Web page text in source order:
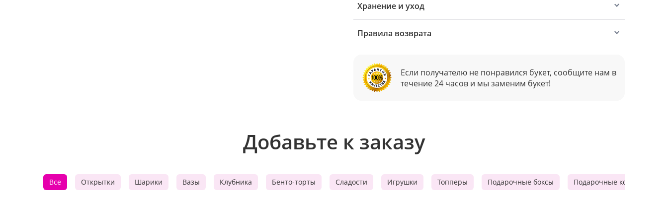
Хранение и уход
Правила возврата
Если получателю не понравился букет, сообщите нам в
течение 24 часов и мы заменим букет!
Добавьте к заказу
Все Открытки Шарики Вазы Клубника Бенто-торты Сладости Игрушки Топперы Подарочные боксы Подарочные корзины